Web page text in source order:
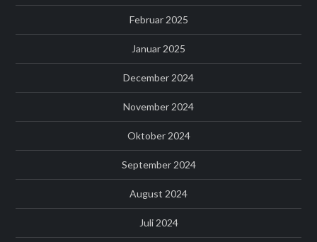
Februar 2025
Januar 2025
December 2024
November 2024
Oktober 2024
September 2024
August 2024
Juli 2024